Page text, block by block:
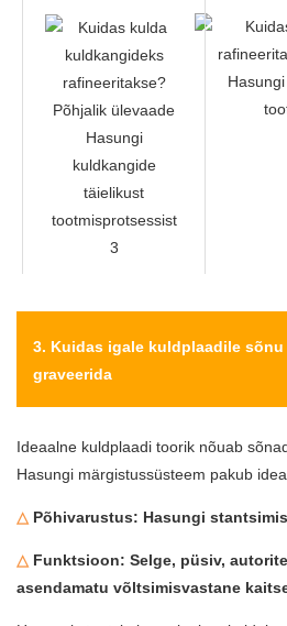
3. Kuidas igale kuldplaadile
graveerida
Ideaalne kuldplaadi toorik nõuab
Hasungi märgistussüsteem pakub
△ Põhivarustus: Hasungi
△ Funktsioon: Selge, püsiv,
asendamatu võltsimisvastane